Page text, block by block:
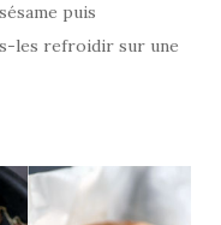
puis
les refroidir sur une